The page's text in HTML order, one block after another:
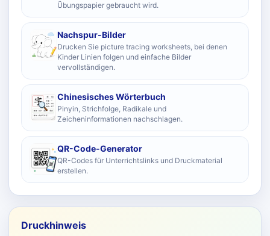
Übungspapier gebraucht wird.
Nachspur-Bilder
Drucken Sie picture tracing worksheets, bei denen
Kinder Linien folgen und einfache Bilder
vervollständigen.
Chinesisches Wörterbuch
Pinyin, Strichfolge, Radikale und
Zeicheninformationen nachschlagen.
QR-Code-Generator
QR-Codes für Unterrichtslinks und Druckmaterial
erstellen.
Druckhinweis